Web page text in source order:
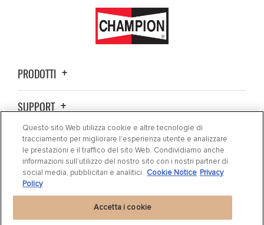
PRODOTTI
SUPPORT
CHI SIAMO
CONTATTO
Questo sito Web utilizza cookie e altre tecnologie di
tracciamento per migliorare l’esperienza utente e analizzare
le prestazioni e il traffico del sito Web. Condividiamo anche
informazioni sull’utilizzo del nostro sito con i nostri partner di
social media, pubblicitari e analitici. Cookie Notice Privacy
Policy
Accetta i cookie